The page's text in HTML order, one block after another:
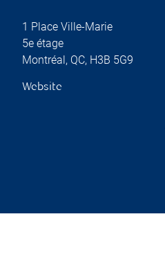
1 Place Ville-Marie
5e étage
Montréal, QC, H3B 5G9
Website